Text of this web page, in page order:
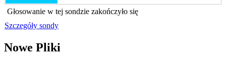
Głosowanie w tej sondzie zakończyło się
Szczegóły sondy
Nowe Pliki